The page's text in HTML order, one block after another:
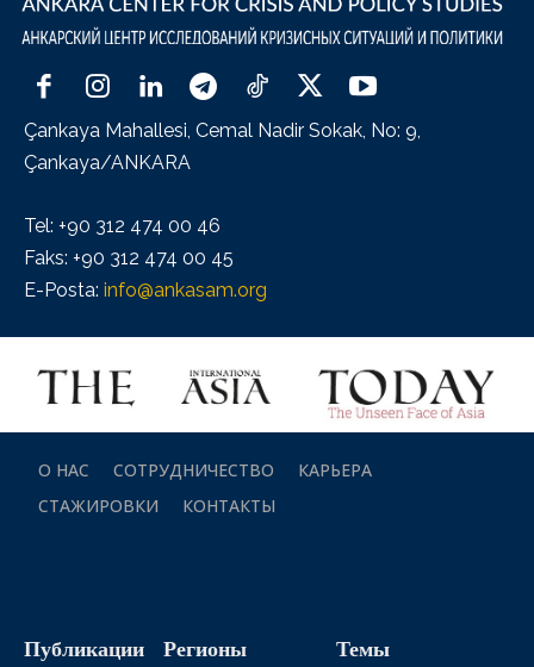
Çankaya Mahallesi, Cemal Nadir Sokak, No: 9,
Çankaya/ANKARA
Tel: +90 312 474 00 46
Faks: +90 312 474 00 45
E-Posta: info@ankasam.org
О НАС СОТРУДНИЧЕСТВО
КАРЬЕРА
СТАЖИРОВКИ
КОНТАКТЫ
Публикации Регионы Темы